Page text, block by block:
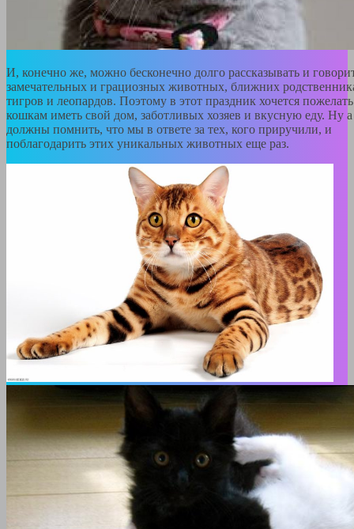
И, конечно же, можно бесконечно долго рассказывать и
замечательных и грациозных животных, ближних
тигров и леопардов. Поэтому в этот праздник хочется
кошкам иметь свой дом, заботливых хозяев и вкусную еду. Ну
должны помнить, что мы в ответе за тех, кого приручили, и
поблагодарить этих уникальных животных еще раз.